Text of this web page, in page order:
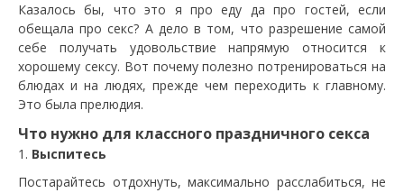
Казалось бы, что это я про еду да про гостей, если
обещала про секс? А дело в том, что разрешение самой
себе получать удовольствие напрямую относится к
хорошему сексу. Вот почему полезно потренироваться на
блюдах и на людях, прежде чем переходить к главному.
Это была прелюдия.
Что нужно для классного праздничного секса
Выспитесь
Постарайтесь отдохнуть, максимально расслабиться, не